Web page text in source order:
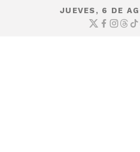
JUEVES, 6 DE